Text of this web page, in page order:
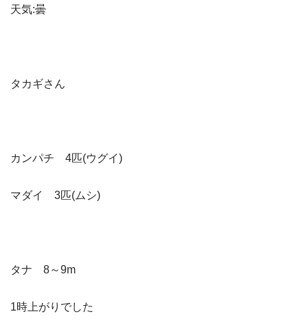
天気:曇
タカギさん
カンパチ 4匹(ウグイ)
マダイ 3匹(ムシ)
タナ 8～9m
1時上がりでした